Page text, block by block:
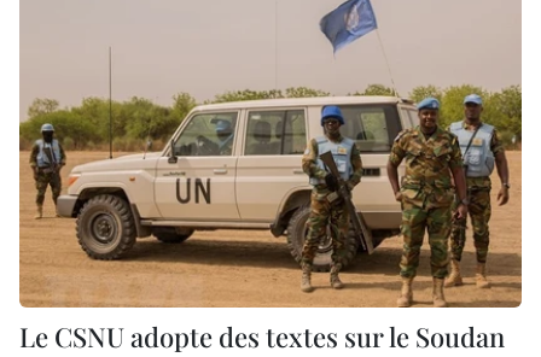
Le CSNU adopte des textes sur le Soudan